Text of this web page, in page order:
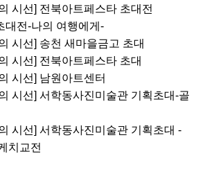
시선] 전북아트페스타 초대전
대전-나의 여행에게-
시선] 송천 새마을금고 초대
시선] 전북아트페스타 초대
시선] 남원아트센터
시선] 서학동사진미술관 기획초대-골
시선] 서학동사진미술관 기획초대 -
치교전